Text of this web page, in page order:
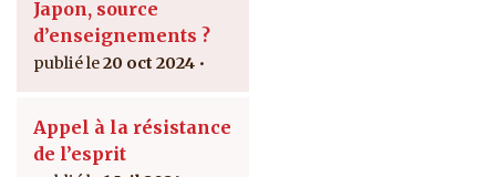
Japon, source
d’enseignements ?
20 oct 2024
Appel à la résistance
de l’esprit